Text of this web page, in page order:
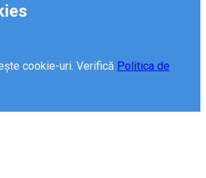
cookie-uri. Verifică Politica de